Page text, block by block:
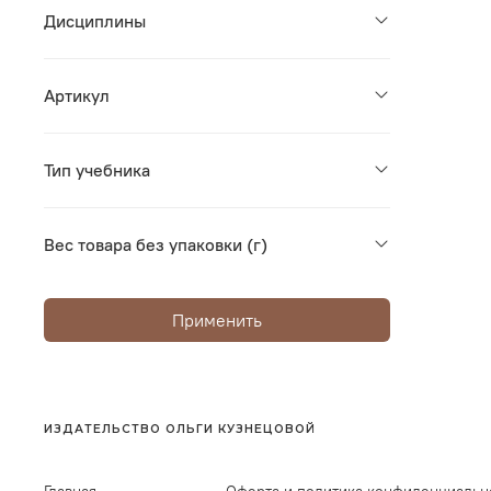
Дисциплины
Артикул
Тип учебника
Вес товара без упаковки (г)
Применить
ИЗДАТЕЛЬСТВО ОЛЬГИ КУЗНЕЦОВОЙ